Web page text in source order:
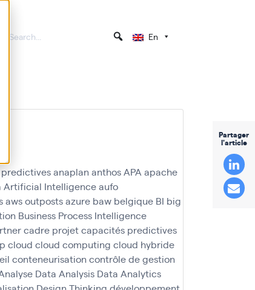
En
predictivesanaplan anthosAPA apache
Artificial Intelligenceaufo
aws outpostsazure baw belgique BI big
Business Process Intelligence
cadre projetcapacités predictives
cloud cloud computing cloud hybride
conteneurisation contrôle de gestion
Data Analysis Data Analytics
Partager
l'article